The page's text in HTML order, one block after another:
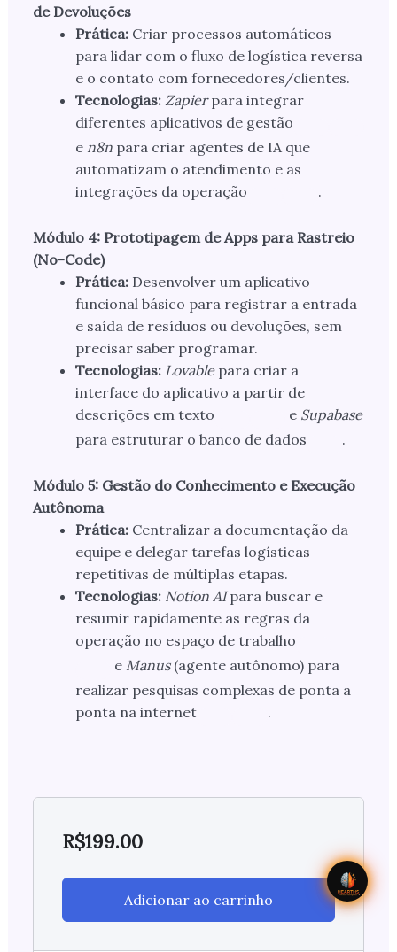
de Devoluções
Prática:Criar processos automáticos
para lidar com o fluxo de logística reversa
e o contato com fornecedores/clientes.
Tecnologias: Zapierpara integrar
diferentes aplicativos de gestão
e n8npara criar agentes de IA que
automatizam o atendimento e as
integrações da operação
.
Módulo 4: Prototipagem de Apps para Rastreio
(No-Code)
Prática:Desenvolver um aplicativo
funcional básico para registrar a entrada
e saída de resíduos ou devoluções, sem
precisar saber programar.
Tecnologias: Lovablepara criar a
interface do aplicativo a partir de
descrições em texto
e Supabase
para estruturar o banco de dados
.
Módulo 5: Gestão do Conhecimento e Execução
Autônoma
Prática:Centralizar a documentação da
equipe e delegar tarefas logísticas
repetitivas de múltiplas etapas.
Tecnologias: Notion AIpara buscar e
resumir rapidamente as regras da
operação no espaço de trabalho
e Manus(agente autônomo) para
realizar pesquisas complexas de ponta a
ponta na internet
.
R$199.00
Adicionar ao carrinho